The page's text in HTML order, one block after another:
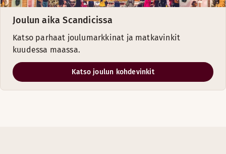
Joulun aika Scandicissa
Katso parhaat joulumarkkinat ja matkavinkit
kuudessa maassa.
Katso joulun kohdevinkit